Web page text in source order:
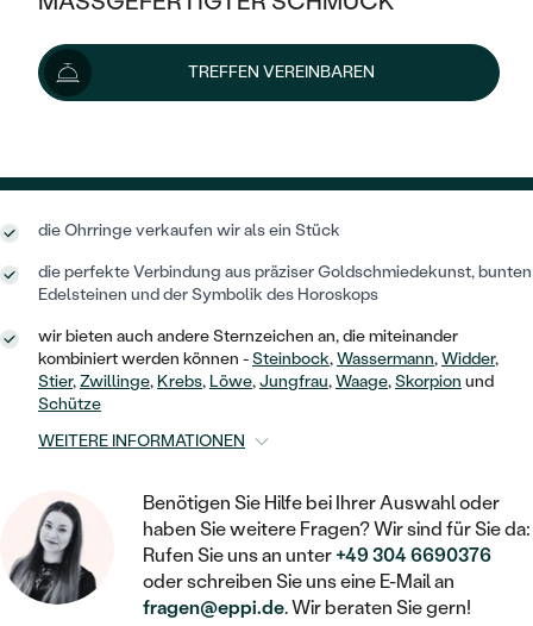
KLASSISCH
MEMOIRE
AUSSERGEWÖHNLICHE
GEHÄMMERTE
MIT FÜLLUNG
IM SET
MIT MEHREREN DIAMANTEN
HALO
IM SET
AUSSERGEWÖHNLICH
GESTALTE EINEN RING
WÄHLE EINEN RING
DIAMANTEN ZUM EINFASSEN
LAB GROWN DIAMANTEN ZUM
EINFASSEN
AUSVERKAUF
WENN SCHMUCK HILFT
NACH TYP
OHRRINGE
RINGE
ANHÄNGER / KETTEN
ARMBÄNDER
SCHMUCKSET
HERRENSCHMUCK
SCHMUCK FÜR KINDER
PLATIN
CREOLEN
OHRHÄNGER
SOLITÄR
HERZ
KINDER
PIERCINGS
GOLD
SILBER
NACH STYL
SOLITÄR
ZUR GEBURT EINES KINDES
PERSONALISIERT
MIT STERNZEICHEN
MINIMALISTISCH
MEDAILLON
AUSVERKAUF
GOLD
SILBER
PLATIN
NACH STYL
MEMOIRE
STATEMENT
SIEGELRINGE
TREFFEN VEREINBAREN
Stunden.
Lieferoptionen
die Ohrringe verkaufen wir als ein Stück
die perfekte Verbindung aus präziser Goldschmiedekunst, bunten
Edelsteinen und der Symbolik des Horoskops
wir bieten auch andere Sternzeichen an, die miteinander
kombiniert werden können -Steinbock,Wassermann,Widder,
Stier,Zwillinge, Krebs, Löwe,Jungfrau,Waage,Skorpion und
Schütze
WEITERE INFORMATIONEN
Benötigen Sie Hilfe bei Ihrer Auswahl oder
haben Sie weitere Fragen? Wir sind für Sie da:
Rufen Sie uns an unter+49 304 6690376
oder schreiben Sie uns eine E-Mail an
fragen@eppi.de. Wir beraten Sie gern!